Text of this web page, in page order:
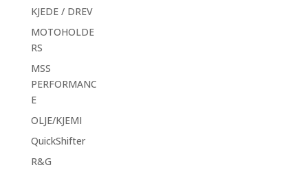
KJEDE / DREV
MOTOHOLDE
RS
MSS
PERFORMANC
E
OLJE/KJEMI
QuickShifter
R&G